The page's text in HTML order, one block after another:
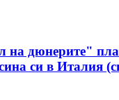
на дюнерите"
си в Италия